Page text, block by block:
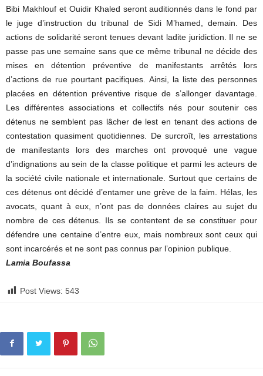
Bibi Makhlouf et Ouidir Khaled seront auditionnés dans le fond par
le juge d’instruction du tribunal de Sidi M’hamed, demain. Des
actions de solidarité seront tenues devant ladite juridiction. Il ne se
passe pas une semaine sans que ce même tribunal ne décide des
mises en détention préventive de manifestants arrêtés lors
d’actions de rue pourtant pacifiques. Ainsi, la liste des personnes
placées en détention préventive risque de s’allonger davantage.
Les différentes associations et collectifs nés pour soutenir ces
détenus ne semblent pas lâcher de lest en tenant des actions de
contestation quasiment quotidiennes. De surcroît, les arrestations
de manifestants lors des marches ont provoqué une vague
d’indignations au sein de la classe politique et parmi les acteurs de
la société civile nationale et internationale. Surtout que certains de
ces détenus ont décidé d’entamer une grève de la faim. Hélas, les
avocats, quant à eux, n’ont pas de données claires au sujet du
nombre de ces détenus. Ils se contentent de se constituer pour
défendre une centaine d’entre eux, mais nombreux sont ceux qui
sont incarcérés et ne sont pas connus par l’opinion publique.
Lamia Boufassa
Post Views: 543